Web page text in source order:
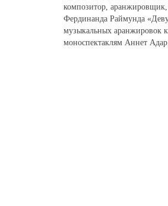
композитор,
Фердинанда Раймунда
музыкальных аранжировок
моноспектаклям Аннет